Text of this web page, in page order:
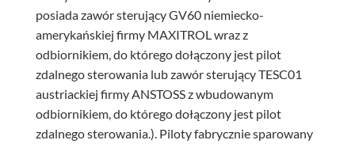
posiada zawór sterujący GV60 niemiecko-
amerykańskiej firmy MAXITROL wraz z
odbiornikiem, do którego dołączony jest pilot
zdalnego sterowania lub zawór sterujący TESC01
austriackiej firmy ANSTOSS z wbudowanym
odbiornikiem, do którego dołączony jest pilot
zdalnego sterowania.). Piloty fabrycznie sparowany